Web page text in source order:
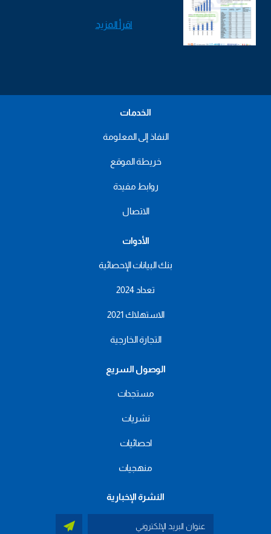
اقرأ المزيد
الخدمات
النفاذ إلى المعلومة
خريطة الموقع
روابط مفيدة
الاتصال
الأدوات
بنك البيانات الإحصائية
تعداد 2024
الاستهلاك 2021
التجارة الخارجية
الوصول السريع
مستجدات
نشريات
احصائيات
منهجيات
النشرة الإخبارية